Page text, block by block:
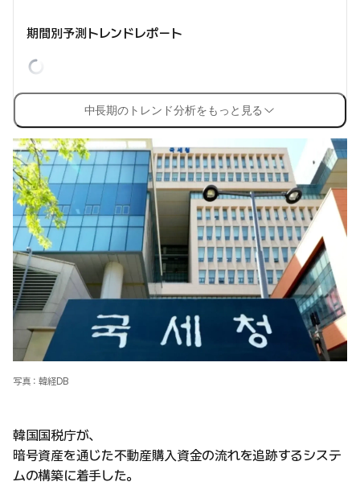
期間別予測トレンドレポート
中長期のトレンド分析をもっと見る
写真：韓経DB
韓国国税庁が、
暗号資産を通じた不動産購入資金の流れを追跡するシステ
ムの構築に着手した。